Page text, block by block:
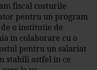
fiscal costurile
pentru un program
o institutie de
in colaborare cu o
pentru un salariat
stabili astfel in ce